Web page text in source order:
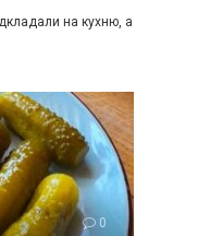
на кухню, а
0